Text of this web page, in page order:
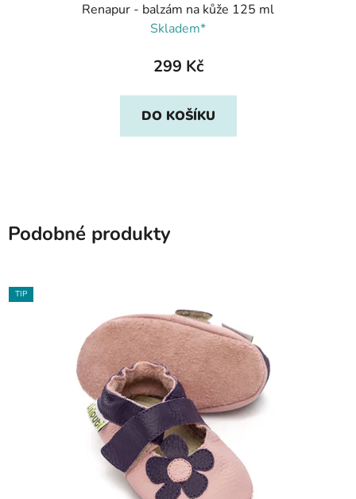
Renapur - balzám na kůže 125 ml
Skladem*
299 Kč
DO KOŠÍKU
Podobné produkty
TIP